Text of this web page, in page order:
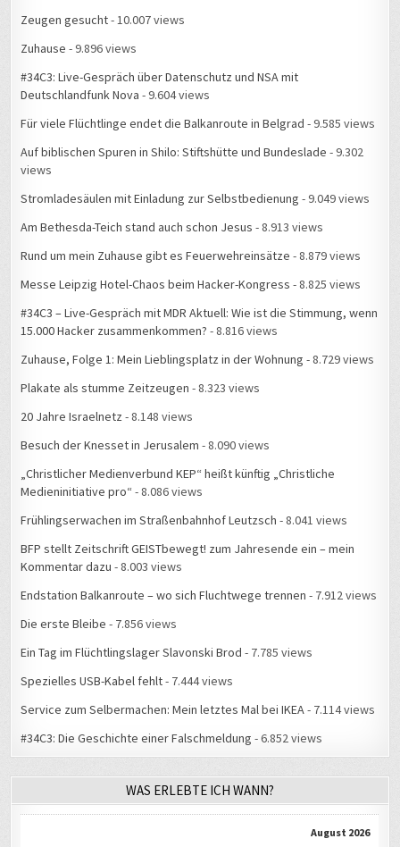
Zeugen gesucht- 10.007 views
Zuhause - 9.896 views
#34C3: Live-Gespräch über Datenschutz und NSA mit
Deutschlandfunk Nova - 9.604 views
Für viele Flüchtlinge endet die Balkanroute in Belgrad - 9.585 views
Auf biblischen Spuren in Shilo: Stiftshütte und Bundeslade - 9.302
views
Stromladesäulen mit Einladung zur Selbstbedienung - 9.049 views
Am Bethesda-Teich stand auch schon Jesus - 8.913 views
Rund um mein Zuhause gibt es Feuerwehreinsätze - 8.879 views
Messe Leipzig Hotel-Chaos beim Hacker-Kongress - 8.825 views
#34C3 – Live-Gespräch mit MDR Aktuell: Wie ist die Stimmung, wenn
15.000 Hacker zusammenkommen? - 8.816 views
Zuhause, Folge 1: Mein Lieblingsplatz in der Wohnung - 8.729 views
Plakate als stumme Zeitzeugen - 8.323 views
20 Jahre Israelnetz - 8.148 views
Besuch der Knesset in Jerusalem - 8.090 views
„Christlicher Medienverbund KEP“ heißt künftig „Christliche
Medieninitiative pro“ - 8.086 views
Frühlingserwachen im Straßenbahnhof Leutzsch - 8.041 views
BFP stellt Zeitschrift GEISTbewegt! zum Jahresende ein – mein
Kommentar dazu - 8.003 views
Endstation Balkanroute – wo sich Fluchtwege trennen - 7.912 views
Die erste Bleibe - 7.856 views
Ein Tag im Flüchtlingslager Slavonski Brod - 7.785 views
Spezielles USB-Kabel fehlt- 7.444 views
Service zum Selbermachen: Mein letztes Mal bei IKEA- 7.114 views
#34C3: Die Geschichte einer Falschmeldung - 6.852 views
WAS ERLEBTE ICH WANN?
August 2026